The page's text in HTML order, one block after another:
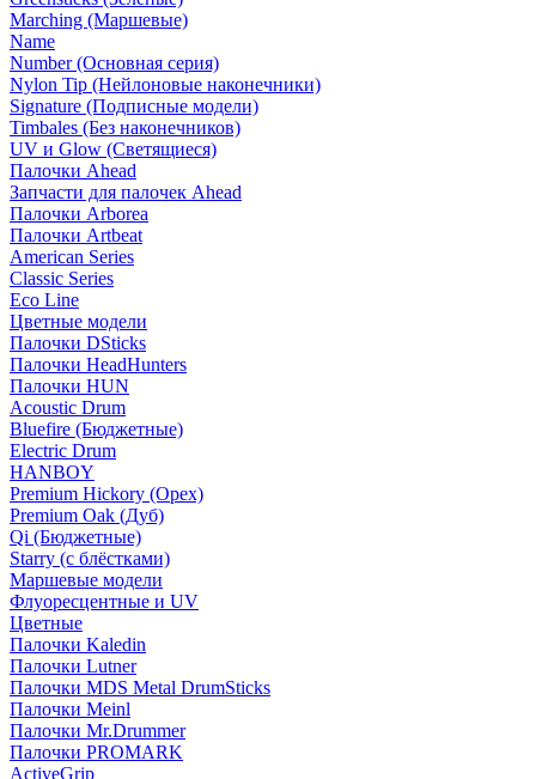
Marching (Маршевые)
Name
Number (Основная серия)
Nylon Tip (Нейлоновые наконечники)
Signature (Подписные модели)
Timbales (Без наконечников)
UV и Glow (Светящиеся)
Палочки Ahead
Запчасти для палочек Ahead
Палочки Arborea
Палочки Artbeat
American Series
Classic Series
Eco Line
Цветные модели
Палочки DSticks
Палочки HeadHunters
Палочки HUN
Acoustic Drum
Bluefire (Бюджетные)
Electric Drum
HANBOY
Premium Hickory (Орех)
Premium Oak (Дуб)
Qi (Бюджетные)
Starry (с блёстками)
Маршевые модели
Флуоресцентные и UV
Цветные
Палочки Kaledin
Палочки Lutner
Палочки MDS Metal DrumSticks
Палочки Meinl
Палочки Mr.Drummer
Палочки PROMARK
ActiveGrip